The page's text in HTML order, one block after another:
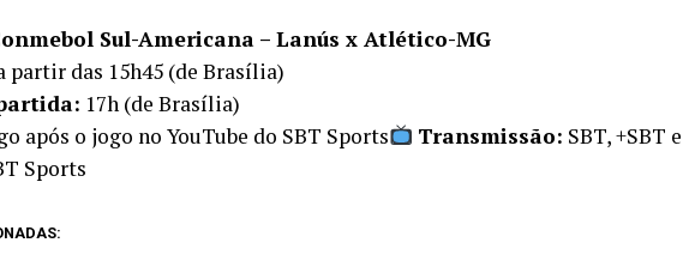
Sul-Americana – Lanús x Atlético-MG
partir das 15h45 (de Brasília)
17h (de Brasília)
após o jogo no YouTube do SBT Sports Transmissão: SBT, +SBT e
Sports